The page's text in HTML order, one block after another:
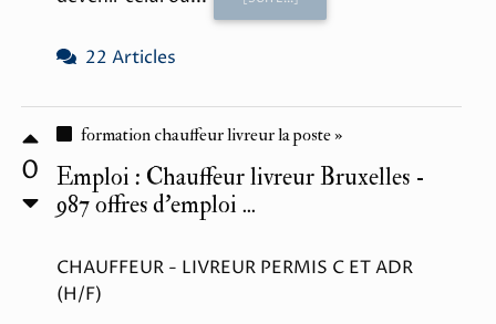
22 Articles
0
formation chauffeur livreur la poste »
Emploi : Chauffeur livreur Bruxelles -
987 offres d’emploi ...
CHAUFFEUR - LIVREUR PERMIS C ET ADR
(H/F)